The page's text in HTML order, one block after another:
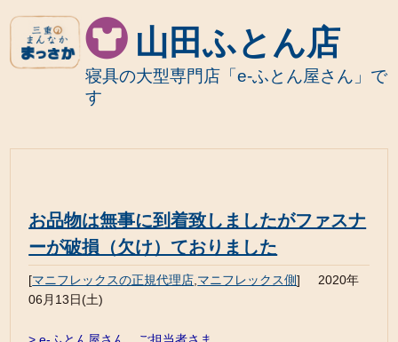
山田ふとん店
寝具の大型専門店「e-ふとん屋さん」で
す
お品物は無事に到着致しましたがファスナ
ーが破損（欠け）ておりました
[マニフレックスの正規代理店 マニフレックス側]
2020年
06月13日(土)